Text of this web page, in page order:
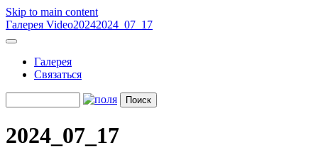
Skip to main content
Галерея Video20242024_07_17
Галерея
Связаться
2024_07_17